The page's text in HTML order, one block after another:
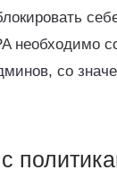
необходимо
со